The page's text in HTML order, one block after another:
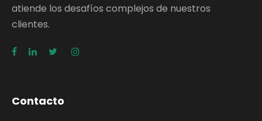
atiende los desafíos complejos de nuestros
clientes.
Contacto